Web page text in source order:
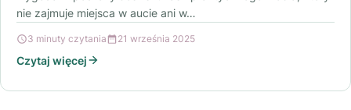
nie zajmuje miejsca w aucie ani w…
3 minuty czytania 21 września 2025
Czytaj więcej